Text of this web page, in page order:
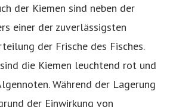
der Kiemen sind neben der
einer der zuverlässigsten
der Frische des Fisches.
die Kiemen leuchtend rot und
Während der Lagerung
der Einwirkung von